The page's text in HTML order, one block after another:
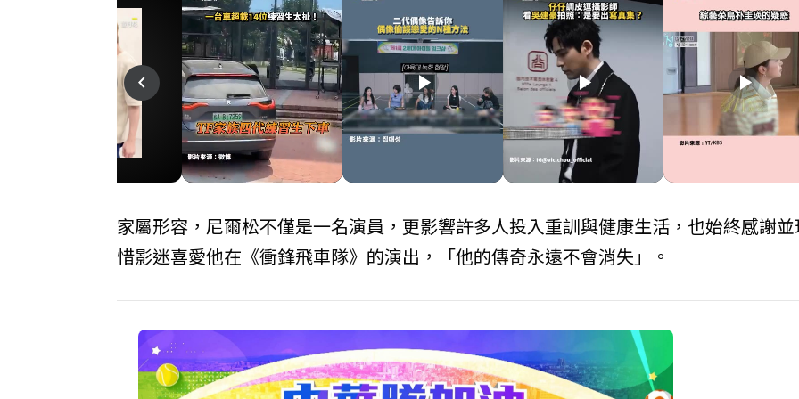
navigate_before play_arrow play_arrow play_arrow play_arrow
家屬形容，尼爾松不僅是一名演員，更影響許多人投入重訓與健康生活，也始終感謝
惜影迷喜愛他在《衝鋒飛車隊》的演出，「他的傳奇永遠不會消失」。